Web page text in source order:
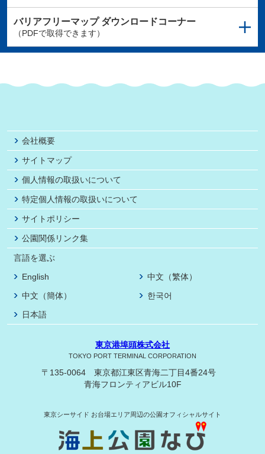
バリアフリーマップダウンロードコーナー
（PDFで取得できます）
会社概要
サイトマップ
個人情報の取扱いについて
特定個人情報の取扱いについて
サイトポリシー
公園関係リンク集
言語を選ぶ
English
中文（繁体）
中文（簡体）
한국어
日本語
東京港埠頭株式会社
TOKYO PORT TERMINAL CORPORATION
〒135-0064 東京都江東区青海二丁目4番24号
青海フロンティアビル10F
東京シーサイド お台場エリア周辺の公園オフィシャルサイト